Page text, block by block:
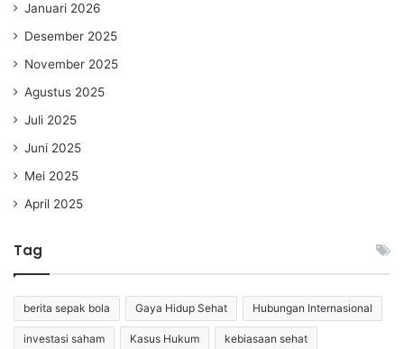
Januari 2026
Desember 2025
November 2025
Agustus 2025
Juli 2025
Juni 2025
Mei 2025
April 2025
Tag
berita sepak bola Gaya Hidup Sehat Hubungan Internasional
investasi saham Kasus Hukum kebiasaan sehat